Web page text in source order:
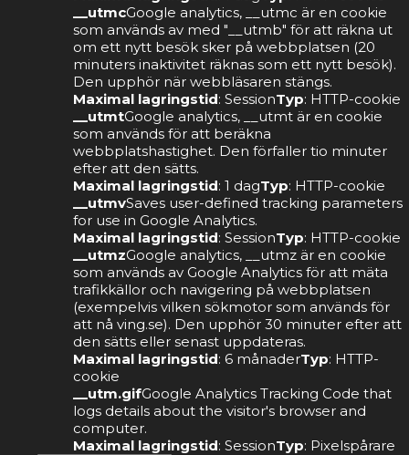
__utmcGoogle analytics, __utmc är en cookie
som används av med "__utmb" för att räkna ut
om ett nytt besök sker på webbplatsen (20
minuters inaktivitet räknas som ett nytt besök).
Den upphör när webbläsaren stängs.
Maximal lagringstid: SessionTyp: HTTP-cookie
__utmtGoogle analytics, __utmt är en cookie
som används för att beräkna
webbplatshastighet. Den förfaller tio minuter
efter att den sätts.
Maximal lagringstid: 1 dagTyp: HTTP-cookie
__utmvSaves user-defined tracking parameters
for use in Google Analytics.
Maximal lagringstid: SessionTyp: HTTP-cookie
__utmzGoogle analytics, __utmz är en cookie
som används av Google Analytics för att mäta
trafikkällor och navigering på webbplatsen
(exempelvis vilken sökmotor som används för
att nå ving.se). Den upphör 30 minuter efter att
den sätts eller senast uppdateras.
Maximal lagringstid: 6 månaderTyp: HTTP-
cookie
__utm.gifGoogle Analytics Tracking Code that
logs details about the visitor's browser and
computer.
Maximal lagringstid: SessionTyp: Pixelspårare